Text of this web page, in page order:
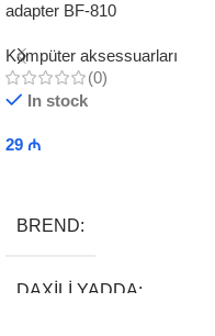
adapter BF-810
Kompüter aksessuarları
(0)
In stock
29 ₼
BREND
DAXILI YADDA